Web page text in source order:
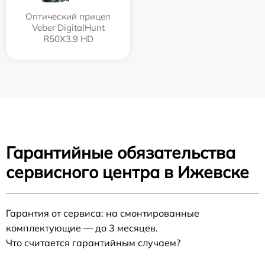
Оптический прицел
Veber DigitalHunt
R50X3.9 HD
Гарантийные обязательства
сервисного центра в Ижевске
Гарантия от сервиса: на смонтированные
комплектующие — до 3 месяцев.
Что считается гарантийным случаем?